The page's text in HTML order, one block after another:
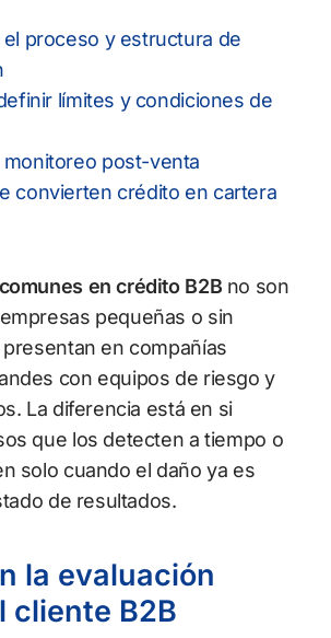
proceso y estructura de
límites y condiciones de
monitoreo post-venta
convierten crédito en cartera
en crédito B2B no son
pequeñas o sin
en compañías
con equipos de riesgo y
La diferencia está en si
que los detecten a tiempo o
solo cuando el daño ya es
de resultados.
la evaluación
cliente B2B